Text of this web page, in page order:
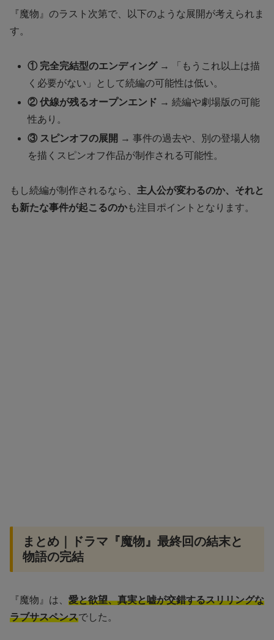
『魔物』のラスト次第で、以下のような展開が考えられま
す。
① 完全完結型のエンディング→ 「もうこれ以上は描
く必要がない」として続編の可能性は低い。
② 伏線が残るオープンエンド → 続編や劇場版の可能
性あり。
③ スピンオフの展開 → 事件の過去や、別の登場人物
を描くスピンオフ作品が制作される可能性。
もし続編が制作されるなら、 主人公が変わるのか、それと
も新たな事件が起こるのかも注目ポイントとなります。
まとめ｜ドラマ『魔物』最終回の結末と
物語の完結
『魔物』は、 愛と欲望、真実と嘘が交錯するスリリングな
ラブサスペンスでした。